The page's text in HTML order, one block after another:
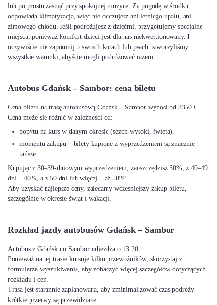
lub po prostu zasnąć przy spokojnej muzyce. Za pogodę w środku
odpowiada klimatyzacja, więc nie odczujesz ani letniego upału, ani
zimowego chłodu. Jeśli podróżujesz z dziećmi, przygotujemy specjalne
miejsca, ponieważ komfort dzieci jest dla nas niekwestionowany. I
oczywiście nie zapomnij o swoich kotach lub psach: stworzyliśmy
wszystkie warunki, abyście mogli podróżować razem.
Autobus Gdańsk – Sambor: cena biletu
Cena biletu na trasę autobusową Gdańsk – Sambor wynosi od 3350 €.
Cena może się różnić w zależności od:
popytu na kurs w danym okresie (sezon wysoki, święta).
momentu zakupu – bilety kupione z wyprzedzeniem są znacznie
tańsze.
Kupując z 30–39-dniowym wyprzedzeniem, zaoszczędzisz 30%, z 40–49
dni – 40%, a z 50 dni lub więcej – aż 50%!
Aby uzyskać najlepsze ceny, zalecamy wcześniejszy zakup biletu,
szczególnie w okresie świąt i wakacji.
Rozkład jazdy autobusów Gdańsk – Sambor
Autobus z Gdańsk do Sambor odjeżdża o 13:20.
Ponieważ na tej trasie kursuje kilku przewoźników, skorzystaj z
formularza wyszukiwania, aby zobaczyć więcej szczegółów dotyczących
rozkładu i cen.
Trasa jest starannie zaplanowana, aby zminimalizować czas podróży –
krótkie przerwy są przewidziane.